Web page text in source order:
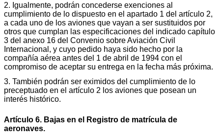
2. Igualmente, podrán concederse exenciones al
cumplimiento de lo dispuesto en el apartado 1 del artículo 2,
a cada uno de los aviones que vayan a ser sustituidos por
otros que cumplan las especificaciones del indicado capítulo
3 del anexo 16 del Convenio sobre Aviación Civil
Internacional, y cuyo pedido haya sido hecho por la
compañía aérea antes del 1 de abril de 1994 con el
compromiso de aceptar su entrega en la fecha más próxima.
3. También podrán ser eximidos del cumplimiento de lo
preceptuado en el artículo 2 los aviones que posean un
interés histórico.
Artículo 6. Bajas en el Registro de matrícula de
aeronaves.